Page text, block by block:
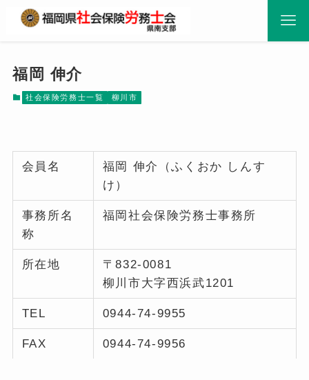
福岡 伸介
社会保険労務士一覧 柳川市
会員名
福岡 伸介（ふくおか しんす
け）
事務所名
称
福岡社会保険労務士事務所
所在地
〒832-0081
柳川市大字西浜武1201
TEL 0944-74-9955
FAX 0944-74-9956